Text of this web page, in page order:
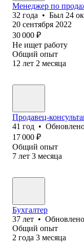
Менеджер по
32 года • Был 24
20 сентября 2022
30 000 ₽
Не ищет работу
Общий опыт
12 лет 2 месяца
Продавец-
41 год •
17 000 ₽
Общий опыт
7 лет 3 месяца
Бухгалтер
37 лет • Обновлено
Общий опыт
2 года 3 месяца